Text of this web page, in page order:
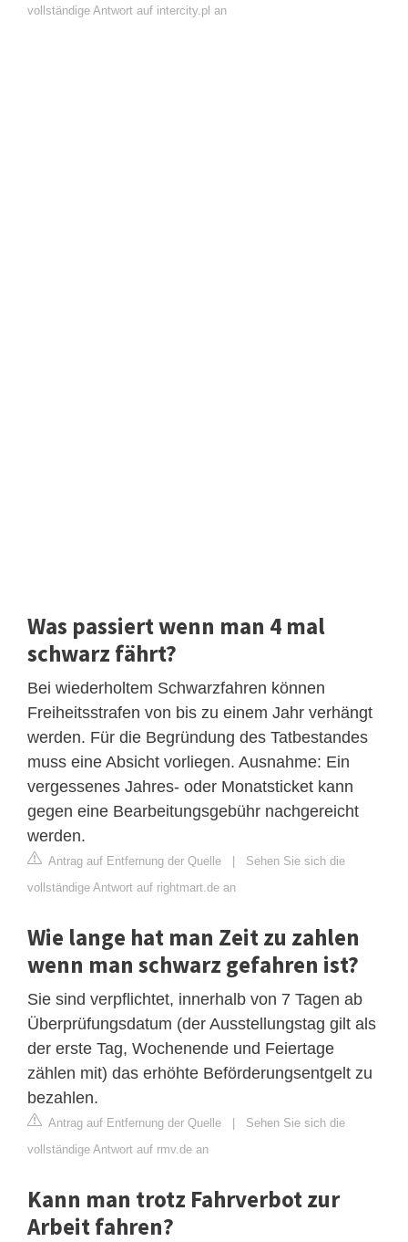
vollständige Antwort auf intercity.pl an
Was passiert wenn man 4 mal
schwarz fährt?
Bei wiederholtem Schwarzfahren können
Freiheitsstrafen von bis zu einem Jahr verhängt
werden. Für die Begründung des Tatbestandes
muss eine Absicht vorliegen. Ausnahme: Ein
vergessenes Jahres- oder Monatsticket kann
gegen eine Bearbeitungsgebühr nachgereicht
werden.
Antrag auf Entfernung der Quelle | Sehen Sie sich die
vollständige Antwort auf rightmart.de an
Wie lange hat man Zeit zu zahlen
wenn man schwarz gefahren ist?
Sie sind verpflichtet, innerhalb von 7 Tagen ab
Überprüfungsdatum (der Ausstellungstag gilt als
der erste Tag, Wochenende und Feiertage
zählen mit) das erhöhte Beförderungsentgelt zu
bezahlen.
Antrag auf Entfernung der Quelle | Sehen Sie sich die
vollständige Antwort auf rmv.de an
Kann man trotz Fahrverbot zur
Arbeit fahren?